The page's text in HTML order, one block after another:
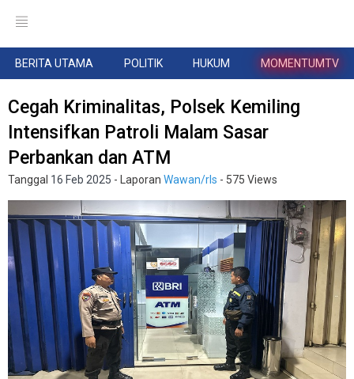
BERITA UTAMA POLITIK HUKUM MOMENTUMTV
Cegah Kriminalitas, Polsek Kemiling
Intensifkan Patroli Malam Sasar
Perbankan dan ATM
Tanggal 16 Feb 2025 - Laporan Wawan/rls - 575 Views